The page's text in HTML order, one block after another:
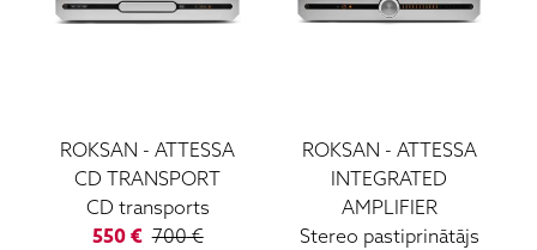
ROKSAN -ATTESSA
CD TRANSPORT
CD transports
550€ 700€
ROKSAN - ATTESSA
INTEGRATED
AMPLIFIER
Stereo pastiprinātājs